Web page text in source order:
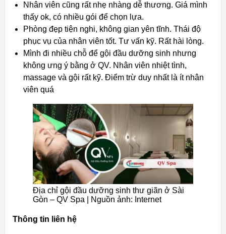
Nhân viên cũng rất nhẹ nhàng dễ thương. Giá mình
thấy ok, có nhiều gói để chọn lựa.
Phòng đẹp tiện nghi, không gian yên tĩnh. Thái độ
phục vụ của nhân viên tốt. Tư vấn kỹ. Rất hài lòng.
Mình đi nhiều chỗ để gội đầu dưỡng sinh nhưng
không ưng ý bằng ở QV. Nhân viên nhiệt tình,
massage và gội rất kỹ. Điểm trừ duy nhất là ít nhân
viên quá
Địa chỉ gội đầu dưỡng sinh thư giãn ở Sài
Gòn – QV Spa | Nguồn ảnh: Internet
Thông tin liên hệ